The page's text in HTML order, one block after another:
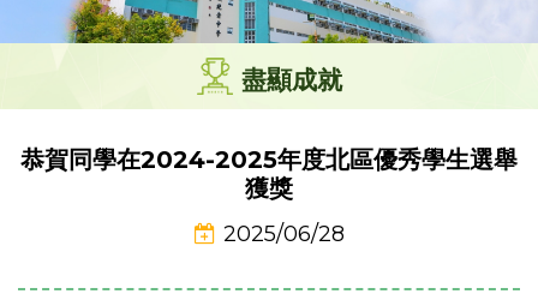
盡顯成就
恭賀同學在2024-2025年度北區優秀學生選舉
獲獎
2025/06/28